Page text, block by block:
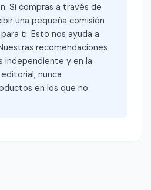
Si compras a través de
una pequeña comisión
ti. Esto nos ayuda a
recomendaciones
independiente y en la
nunca
en los que no